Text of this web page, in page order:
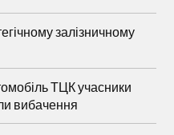
залізничному
ТЦК учасники
вибачення